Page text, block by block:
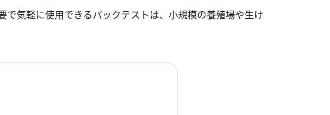
気軽に使用できるパックテストは、小規模の養殖場や生け